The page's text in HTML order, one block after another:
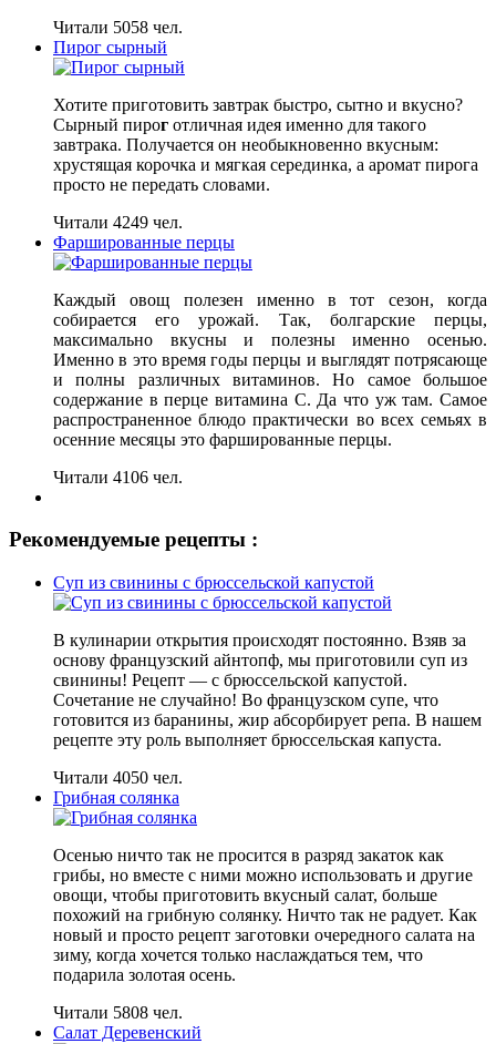
Читали 5058 чел.
Пирог сырный
Хотите приготовить завтрак быстро, сытно и вкусно?
Сырный пирог отличная идея именно для такого
завтрака. Получается он необыкновенно вкусным:
хрустящая корочка и мягкая серединка, а аромат пирога
просто не передать словами.
Читали 4249 чел.
Фаршированные перцы
Каждый овощ полезен именно в тот сезон, когда
собирается его урожай. Так, болгарские перцы,
максимально вкусны и полезны именно осенью.
Именно в это время годы перцы и выглядят потрясающе
и полны различных витаминов. Но самое большое
содержание в перце витамина С. Да что уж там. Самое
распространенное блюдо практически во всех семьях в
осенние месяцы это фаршированные перцы.
Читали 4106 чел.
Рекомендуемые рецепты :
Суп из свинины с брюссельской капустой
В кулинарии открытия происходят постоянно. Взяв за
основу французский айнтопф, мы приготовили суп из
свинины! Рецепт — с брюссельской капустой.
Сочетание не случайно! Во французском супе, что
готовится из баранины, жир абсорбирует репа. В нашем
рецепте эту роль выполняет брюссельская капуста.
Читали 4050 чел.
Грибная солянка
Осенью ничто так не просится в разряд закаток как
грибы, но вместе с ними можно использовать и другие
овощи, чтобы приготовить вкусный салат, больше
похожий на грибную солянку. Ничто так не радует. Как
новый и просто рецепт заготовки очередного салата на
зиму, когда хочется только наслаждаться тем, что
подарила золотая осень.
Читали 5808 чел.
Салат Деревенский